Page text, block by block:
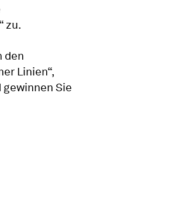
zu.
den
Linien“,
gewinnen Sie